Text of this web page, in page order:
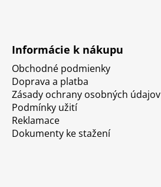
Informácie k nákupu
Obchodné podmienky
Doprava a platba
Zásady ochrany osobných údajov
Podmínky užití
Reklamace
Dokumenty ke stažení